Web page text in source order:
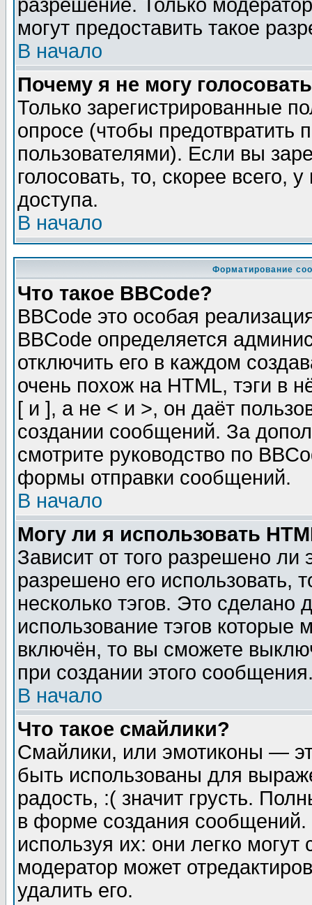
разрешение. Только
могут предоставить такое
В начало
Почему я не могу
Только зарегистрированные
опросе (чтобы предотвратить
пользователями). Если вы
голосовать, то, скорее всего,
доступа.
В начало
Форматирование
Что такое BBCode?
BBCode это особая
BBCode определяется
отключить его в каждом
очень похож на HTML, тэги в
[ и ], а не < и >, он даёт
создании сообщений. За
смотрите руководство по
формы отправки сообщений.
В начало
Могу ли я использовать
Зависит от того разрешено
разрешено его использовать,
несколько тэгов. Это сделано
использование тэгов
включён, то вы сможете
при создании этого
В начало
Что такое смайлики?
Смайлики, или эмотиконы —
быть использованы для
радость, :( значит грусть.
в форме создания сообщений.
используя их: они легко
модератор может
удалить его.